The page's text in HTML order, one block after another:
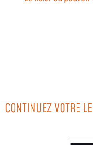
CONTINUEZ VOTRE